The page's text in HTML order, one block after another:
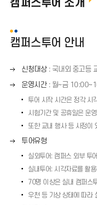
캠퍼스투어 소개
캠퍼스투어 안내
오
른
쪽
화
살
→
)
신청대상: 국내외 중고등
오
화
살
표
→
)
운영시간: 월~금
투어 시작 시간은 정각 시
시험기간 및 공휴일은 운
또한 교내 행사 등 사정이
오
화
살
표
투어유형
실외투어: 캠퍼스 외부 투
실내투어: 시각자료를 활
70명 이상은 실내 캠퍼스
우천 등 기상 상태에 따라